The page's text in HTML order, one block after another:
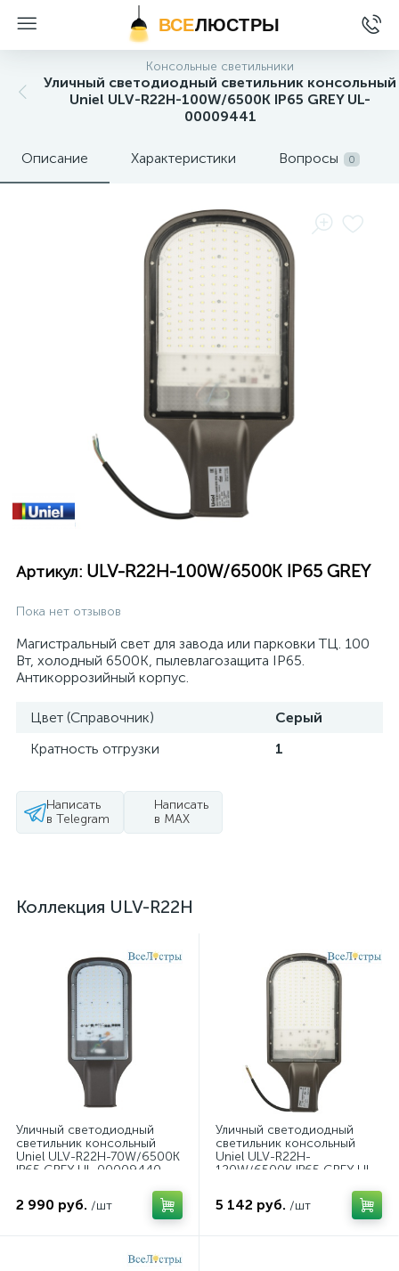
ВСЕЛЮСТРЫ
Консольные светильники
Уличный светодиодный светильник консольный
Uniel ULV-R22H-100W/6500K IP65 GREY UL-
00009441
Описание Характеристики Вопросы 0
Артикул: ULV-R22H-100W/6500K IP65 GREY
Пока нет отзывов
Магистральный свет для завода или парковки ТЦ. 100
Вт, холодный 6500К, пылевлагозащита IP65.
Антикоррозийный корпус.
Цвет (Справочник)
Серый
Кратность отгрузки
1
Написать
в Telegram
Написать
в MAX
Коллекция ULV-R22H
Уличный светодиодный
светильник консольный
Uniel ULV-R22H-70W/6500K
IP65 GREY UL-00009440
2 990 руб. /шт
Уличный светодиодный
светильник консольный
Uniel ULV-R22H-
120W/6500K IP65 GREY UL-
5 142 руб. /шт